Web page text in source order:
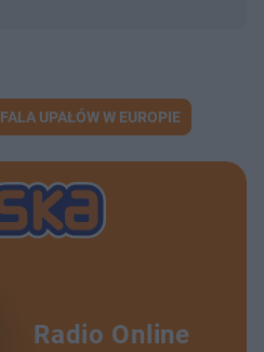
FALA UPAŁÓW W EUROPIE
Radio Online